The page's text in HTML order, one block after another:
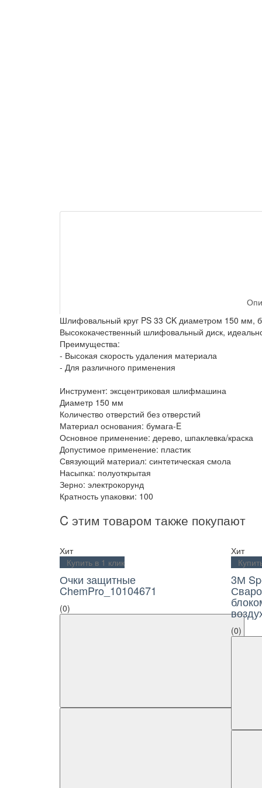
Шлифовальный круг PS 33 CK диаметром 150 мм,
Высококачественный шлифовальный диск,
Преимущества:
- Высокая скорость удаления материала
- Для различного применения
Инструмент: эксцентриковая шлифмашина
Диаметр 150 мм
Количество отверстий без отверстий
Материал основания: бумага-E
Основное применение: дерево, шпаклевка/краска
Допустимое применение: пластик
Связующий материал: синтетическая смола
Насыпка: полуоткрытая
Зерно: электрокорунд
Кратность упаковки: 100
C этим товаром также покупают
Хит
Купить в 1 клик
Очки защитные
ChemPro_10104671
(0)
Хит
3М
(0)